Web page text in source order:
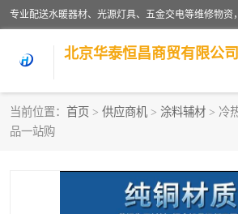
北京华泰恒昌商贸有限公司
当前位置： 首页 > 供应商机 > 涂料辅材 > 冷
品一站购
水暖阀门
涂料辅